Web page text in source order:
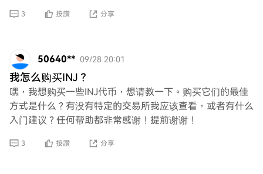
3 按讚 分享
50640** 09/28 20:01
我怎么购买INJ？
嘿，我想购买一些INJ代币，想请教一下。购买它们的最佳
方式是什么？有没有特定的交易所我应该查看，或者有什么
入门建议？任何帮助都非常感谢！提前谢谢！
3 按讚 分享